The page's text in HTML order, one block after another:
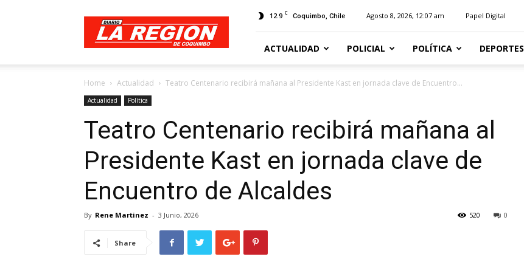
Diario
Región
12.9 C Coquimbo, Chile Agosto 8, 2026, 12:07 am Papel Digital
ACTUALIDAD POLICIAL POLÍTICA DEPORTES
Home Actualidad Teatro Centenario recibirá mañana al Presidente Kast en jornada clave de Encuentro...
Actualidad Política
Teatro Centenario recibirá mañana al
Presidente Kast en jornada clave de
Encuentro de Alcaldes
By Rene Martinez - 3 Junio, 2026 0
520
Share